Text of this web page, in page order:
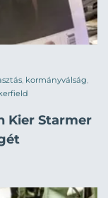
kormányválság
Kier Starmer